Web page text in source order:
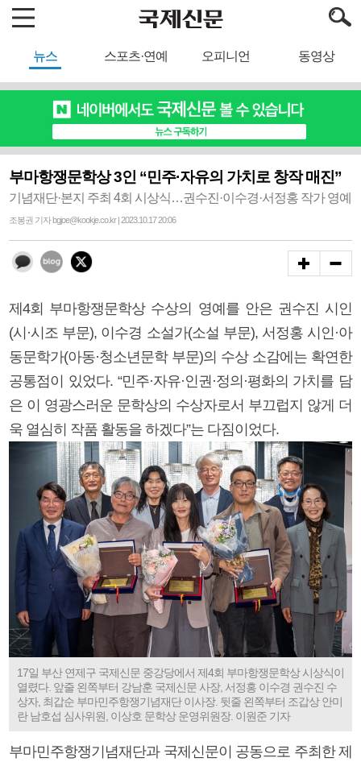
뉴스 스포츠·연예 오피니언 동영상
부마항쟁문학상 3인 “민주·자유의 가치로 창작 매진”
기념재단·본지 주최 4회 시상식…권수진·이수경·서정홍 작가 영예
조봉권 기자 bgjoe@kookje.co.kr | 2023.10.17 20:06
제4회 부마항쟁문학상 수상의 영예를 안은 권수진 시인
(시·시조 부문), 이수경 소설가(소설 부문), 서정홍 시인·아
동문학가(아동·청소년문학 부문)의 수상 소감에는 확연한
공통점이 있었다. “민주·자유·인권·정의·평화의 가치를 담
은 이 영광스러운 문학상의 수상자로서 부끄럽지 않게 더
욱 열심히 작품 활동을 하겠다”는 다짐이었다.
17일 부산 연제구 국제신문 중강당에서 제4회 부마항쟁문학상 시상식이
열렸다. 앞줄 왼쪽부터 강남훈 국제신문 사장, 서정홍 이수경 권수진 수
상자, 최갑순 부마민주항쟁기념재단 이사장. 뒷줄 왼쪽부터 조갑상 안미
란 남호섭 심사위원, 이상호 문학상 운영위원장. 이원준 기자
부마민주항쟁기념재단과 국제신문이 공동으로 주최한 제